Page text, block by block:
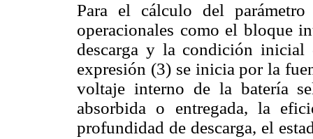
Para el cálculo del
operacionales como el bloque
descarga y la condición
expresión (3) se inicia por la
voltaje interno de la batería
absorbida o entregada, la
profundidad de descarga, el